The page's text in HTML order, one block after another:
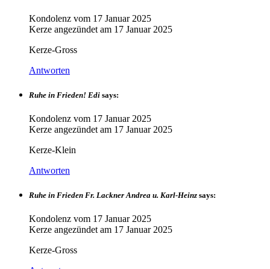
Kondolenz vom 17 Januar 2025
Kerze angezündet am 17 Januar 2025
Kerze-Gross
Antworten
Ruhe in Frieden! Edi says:
Kondolenz vom 17 Januar 2025
Kerze angezündet am 17 Januar 2025
Kerze-Klein
Antworten
Ruhe in Frieden Fr. Lackner Andrea u. Karl-Heinz says:
Kondolenz vom 17 Januar 2025
Kerze angezündet am 17 Januar 2025
Kerze-Gross